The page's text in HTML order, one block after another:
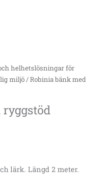
helhetslösningar för
miljö/ Robinia bänk med
lärk. Längd 2 meter.